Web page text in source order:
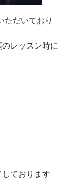
ただいており
レッスン時に
ております